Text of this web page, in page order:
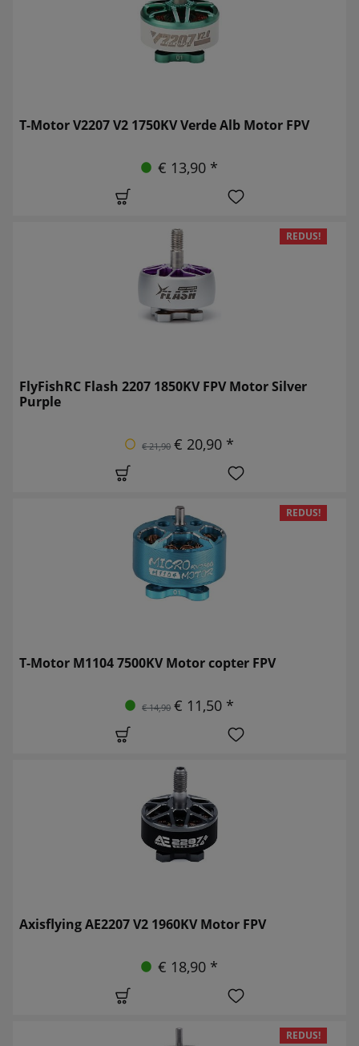
T-Motor V2207 V2 1750KV Verde Alb Motor FPV
€ 13,90 *
REDUS!
FlyFishRC Flash 2207 1850KV FPV Motor Silver
Purple
€ 21,90 € 20,90 *
REDUS!
T-Motor M1104 7500KV Motor copter FPV
€ 14,90 € 11,50 *
Axisflying AE2207 V2 1960KV Motor FPV
€ 18,90 *
REDUS!